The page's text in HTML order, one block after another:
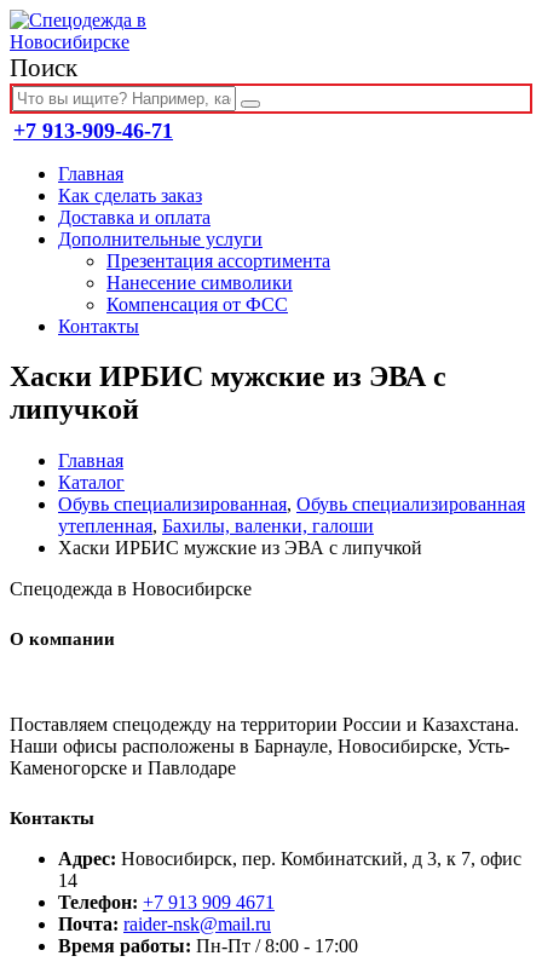
Поиск
+7 913-909-46-71
Главная
Как сделать заказ
Доставка и оплата
Дополнительные услуги
Презентация ассортимента
Нанесение символики
Компенсация от ФСС
Контакты
Хаски ИРБИС мужские из ЭВА с
липучкой
Главная
Каталог
Обувь специализированная, Обувь специализированная
утепленная, Бахилы, валенки, галоши
Хаски ИРБИС мужские из ЭВА с липучкой
Спецодежда в Новосибирске
О компании
Поставляем спецодежду на территории России и Казахстана.
Наши офисы расположены в Барнауле, Новосибирске, Усть-
Каменогорске и Павлодаре
Контакты
Адрес: Новосибирск, пер. Комбинатский, д 3, к 7, офис
14
Телефон: +7 913 909 4671
Почта: raider-nsk@mail.ru
Время работы: Пн-Пт / 8:00 - 17:00